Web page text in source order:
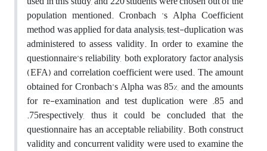
population mentioned. Cronbach 's Alpha Coefficient
method was applied for data analysis; test-duplication was
administered to assess validity. In order to examine the
questionnaire’s reliability, both exploratory factor analysis
(EFA) and correlation coefficient were used. The amount
obtained for Cronbach’s Alpha was 85%, and the amounts
for re-examination and test duplication were .85 and
.75respectively, thus it could be concluded that the
questionnaire has an acceptable reliability. Both construct
validity and concurrent validity were used to examine the